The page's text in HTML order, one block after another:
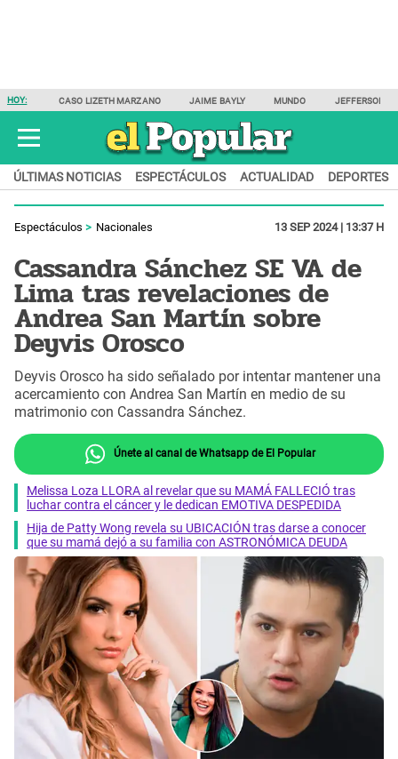
HOY: CASO LIZETH MARZANO JAIME BAYLY MUNDO JEFFERSON
ÚLTIMAS NOTICIAS ESPECTÁCULOS ACTUALIDAD DEPORTES
Espectáculos Nacionales 13 SEP 2024 | 13:37 H
Cassandra Sánchez SE VA de
Lima tras revelaciones de
Andrea San Martín sobre
Deyvis Orosco
Deyvis Orosco ha sido señalado por intentar mantener una
acercamiento con Andrea San Martín en medio de su
matrimonio con Cassandra Sánchez.
Únete al canal de Whatsapp de El Popular
Melissa Loza LLORA al revelar que su MAMÁ FALLECIÓ tras
luchar contra el cáncer y le dedican EMOTIVA DESPEDIDA
Hija de Patty Wong revela su UBICACIÓN tras darse a conocer
que su mamá dejó a su familia con ASTRONÓMICA DEUDA